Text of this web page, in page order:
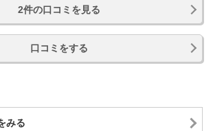
2件の口コミを見る
口コミをする
みる